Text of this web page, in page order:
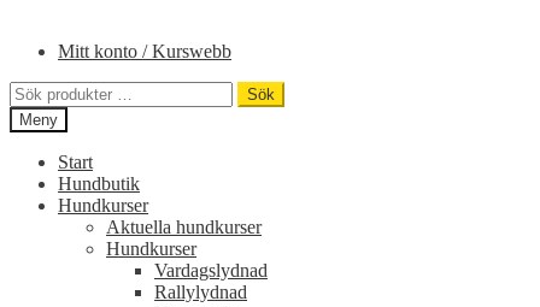
Mitt konto / Kurswebb
Sök
efter:
Sök
Meny
Start
Hundbutik
Hundkurser
Aktuella hundkurser
Hundkurser
Vardagslydnad
Rallylydnad